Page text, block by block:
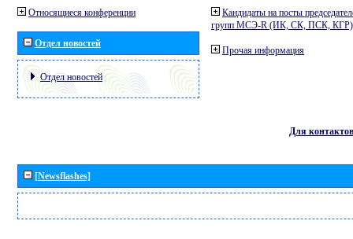
Относящиеся конференции
Отдел новостей
Отдел новостей
Кандидаты на посты
групп МСЭ-R (ИК, СК, ПСК, КГР)
Прочая информация
Для контактов
[Newsflashes]